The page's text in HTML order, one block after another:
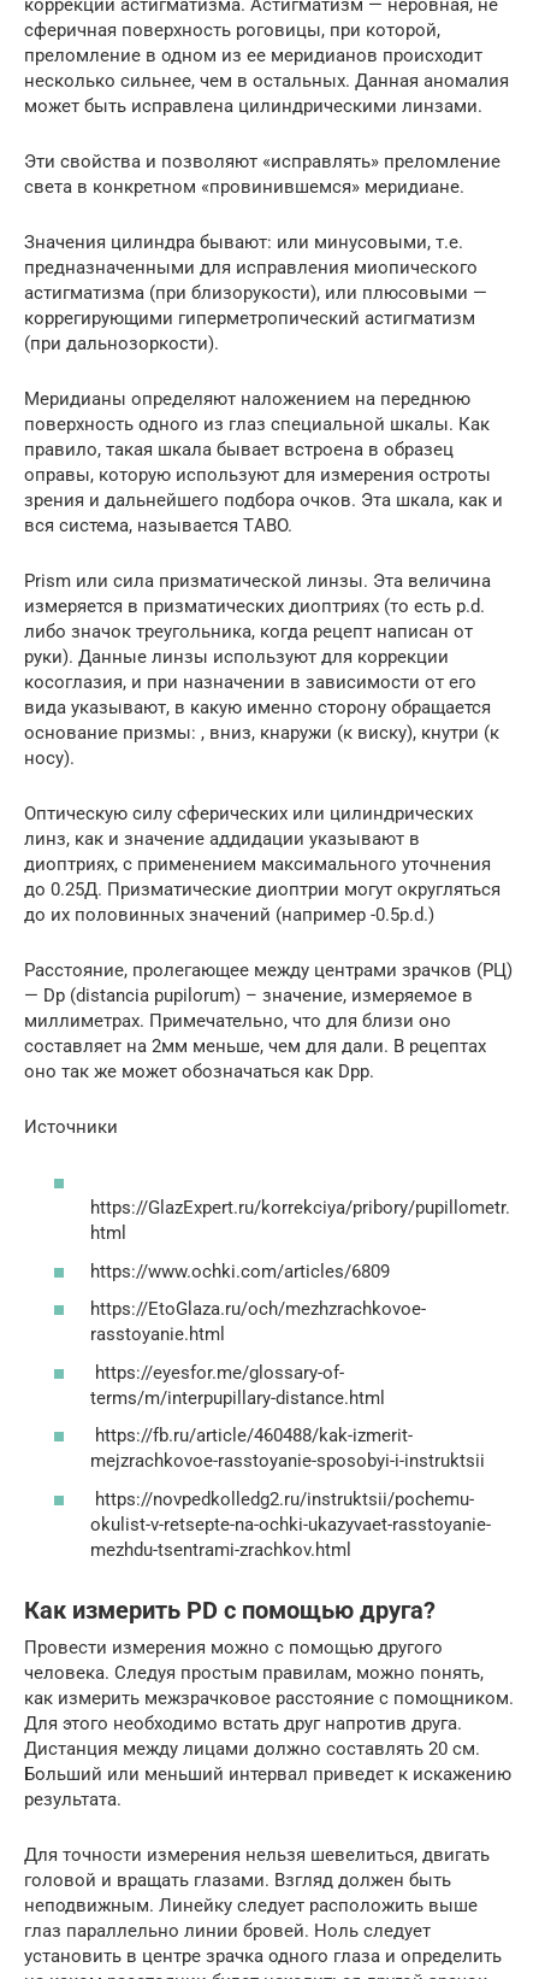
коррекции астигматизма. Астигматизм — неровная, не
сферичная поверхность роговицы, при которой,
преломление в одном из ее меридианов происходит
несколько сильнее, чем в остальных. Данная аномалия
может быть исправлена цилиндрическими линзами.
Эти свойства и позволяют «исправлять» преломление
света в конкретном «провинившемся» меридиане.
Значения цилиндра бывают: или минусовыми, т.е.
предназначенными для исправления миопического
астигматизма (при близорукости), или плюсовыми —
коррегирующими гиперметропический астигматизм
(при дальнозоркости).
Меридианы определяют наложением на переднюю
поверхность одного из глаз специальной шкалы. Как
правило, такая шкала бывает встроена в образец
оправы, которую используют для измерения остроты
зрения и дальнейшего подбора очков. Эта шкала, как и
вся система, называется ТABO.
Prism или сила призматической линзы. Эта величина
измеряется в призматических диоптриях (то есть p.d.
либо значок треугольника, когда рецепт написан от
руки). Данные линзы используют для коррекции
косоглазия, и при назначении в зависимости от его
вида указывают, в какую именно сторону обращается
основание призмы: , вниз, кнаружи (к виску), кнутри (к
носу).
Оптическую силу сферических или цилиндрических
линз, как и значение аддидации указывают в
диоптриях, с применением максимального уточнения
до 0.25Д. Призматические диоптрии могут округляться
до их половинных значений (например -0.5p.d.)
Расстояние, пролегающее между центрами зрачков (РЦ)
— Dp (distancia pupilorum) – значение, измеряемое в
миллиметрах. Примечательно, что для близи оно
составляет на 2мм меньше, чем для дали. В рецептах
оно так же может обозначаться как Dpp.
Источники
https://GlazExpert.ru/korrekciya/pribory/pupillometr.
html
https://www.ochki.com/articles/6809
https://EtoGlaza.ru/och/mezhzrachkovoe-
rasstoyanie.html
https://eyesfor.me/glossary-of-
terms/m/interpupillary-distance.html
https://fb.ru/article/460488/kak-izmerit-
mejzrachkovoe-rasstoyanie-sposobyi-i-instruktsii
https://novpedkolledg2.ru/instruktsii/pochemu-
okulist-v-retsepte-na-ochki-ukazyvaet-rasstoyanie-
mezhdu-tsentrami-zrachkov.html
Как измерить PD с помощью друга?
Провести измерения можно с помощью другого
человека. Следуя простым правилам, можно понять,
как измерить межзрачковое расстояние с помощником.
Для этого необходимо встать друг напротив друга.
Дистанция между лицами должно составлять 20 см.
Больший или меньший интервал приведет к искажению
результата.
Для точности измерения нельзя шевелиться, двигать
головой и вращать глазами. Взгляд должен быть
неподвижным. Линейку следует расположить выше
глаз параллельно линии бровей. Ноль следует
установить в центре зрачка одного глаза и определить